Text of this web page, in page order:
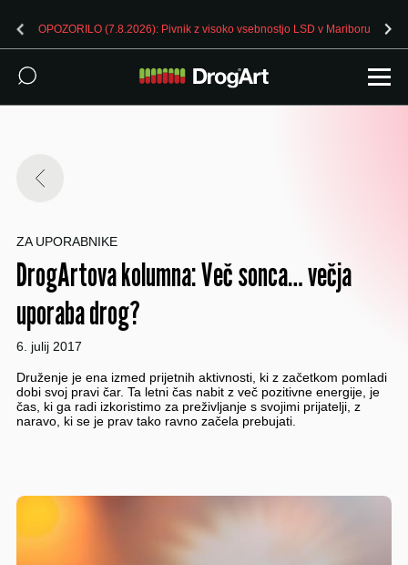
OPOZORILO (7.8.2026): Pivnik z visoko vsebnostjo LSD v Mariboru
ZA UPORABNIKE
DrogArtova kolumna: Več sonca… večja
uporaba drog?
6. julij 2017
Druženje je ena izmed prijetnih aktivnosti, ki z začetkom pomladi
dobi svoj pravi čar. Ta letni čas nabit z več pozitivne energije, je
čas, ki ga radi izkoristimo za preživljanje s svojimi prijatelji, z
naravo, ki se je prav tako ravno začela prebujati.